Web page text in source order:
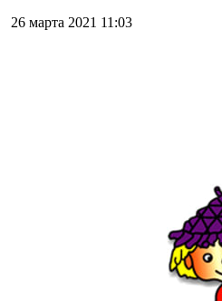
26 марта 2021 11:03